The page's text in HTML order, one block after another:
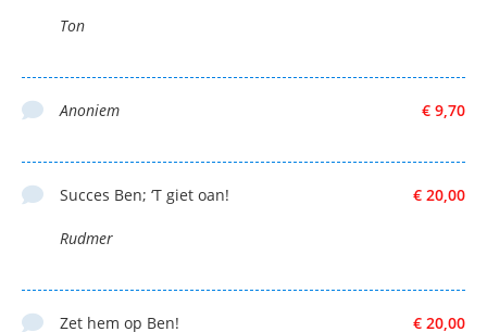
Ton
€ 9,70
Anoniem
€ 20,00
Succes Ben; ‘T giet oan!
Rudmer
€ 20,00
Zet hem op Ben!